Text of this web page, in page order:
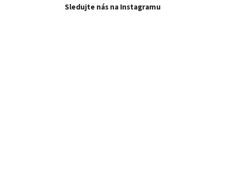
Sledujte nás na Instagramu